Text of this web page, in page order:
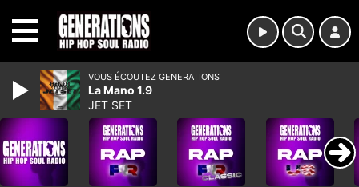
VOUS ÉCOUTEZ GENERATIONS
La Mano 1.9
JET SET